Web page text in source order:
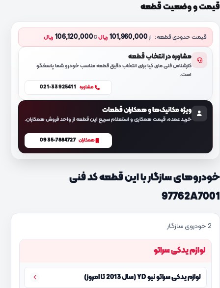
قیمت و وضعیت قطعه
قیمت حدودی قطعه: از101,960,000 ریالتا106,120,000 ریال
مشاوره در انتخاب قطعه
کارشناس فنی مای کیا برای انتخاب دقیق قطعه مناسب خودرو شما پاسخگو
است.
مشاوره 021-33925411
ویژه مکانیک‌ها و همکاران قطعات
خرید عمده، قیمت همکاری و استعلام سریع این قطعه از واحد فروش همکاران.
همکاران 0935-7884727
خودروهای سازگار با این قطعه کد فنی
97762A7001
2 خودروی سازگار
لوازم یدکی سراتو
لوازم یدکی سراتو نیو YD (سال 2013 تا امروز)